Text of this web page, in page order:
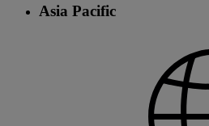
Asia Pacific